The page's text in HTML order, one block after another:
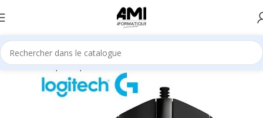
Accueil Périphériques Souris